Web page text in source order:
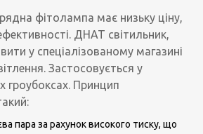
фітолампа має низьку ціну,
ДНАТ світильник,
у спеціалізованому магазині
Застосовується у
гроубоксах. Принцип
пара за рахунок високого тиску, що